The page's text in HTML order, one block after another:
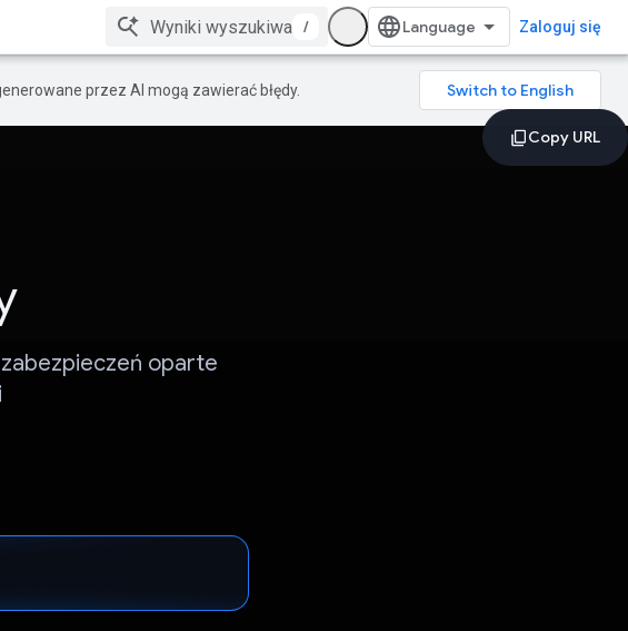
/ Zaloguj się
przez AI mogą zawierać błędy.
oparte